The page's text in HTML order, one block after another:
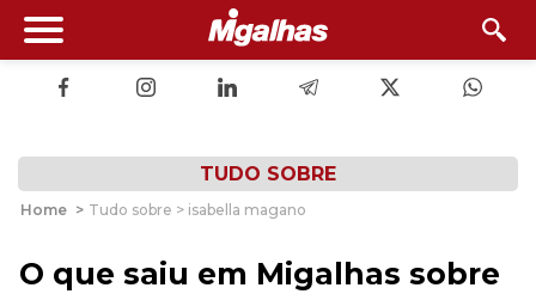
TUDO SOBRE
Home > Tudo sobre > isabella magano
O que saiu em Migalhas sobre